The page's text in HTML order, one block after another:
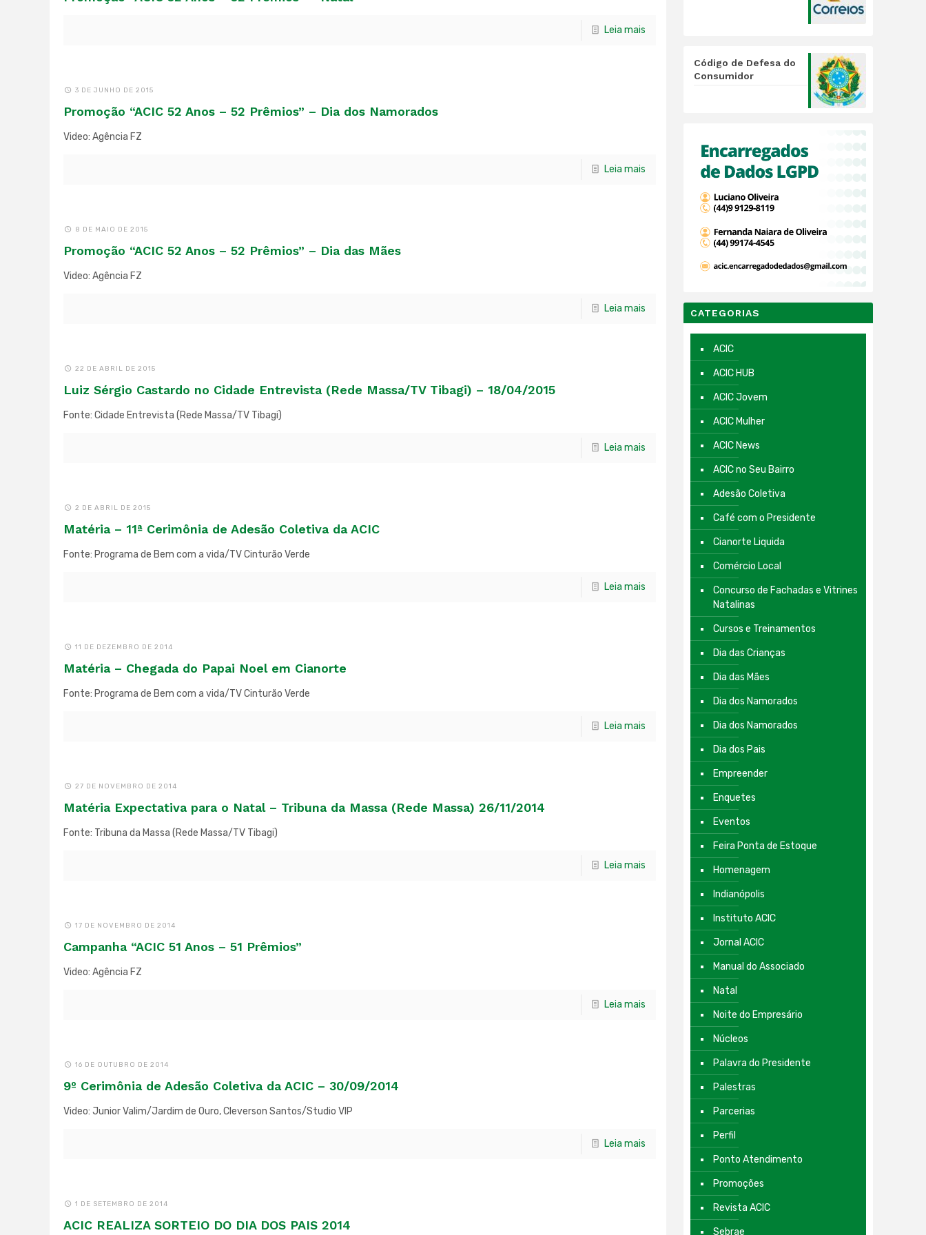
Leia mais
3 DE JUNHO DE 2015
Promoção “ACIC 52 Anos – 52 Prêmios” – Dia dos Namorados
Video: Agência FZ
Leia mais
8 DE MAIO DE 2015
Promoção “ACIC 52 Anos – 52 Prêmios” – Dia das Mães
Video: Agência FZ
Leia mais
22 DE ABRIL DE 2015
Luiz Sérgio Castardo no Cidade Entrevista (Rede Massa/TV Tibagi) – 18/04/2015
Fonte: Cidade Entrevista (Rede Massa/TV Tibagi)
Leia mais
2 DE ABRIL DE 2015
Matéria – 11ª Cerimônia de Adesão Coletiva da ACIC
Fonte: Programa de Bem com a vida/TV Cinturão Verde
Leia mais
11 DE DEZEMBRO DE 2014
Matéria – Chegada do Papai Noel em Cianorte
Fonte: Programa de Bem com a vida/TV Cinturão Verde
Leia mais
27 DE NOVEMBRO DE 2014
Matéria Expectativa para o Natal – Tribuna da Massa (Rede Massa) 26/11/2014
Fonte: Tribuna da Massa (Rede Massa/TV Tibagi)
Leia mais
17 DE NOVEMBRO DE 2014
Campanha “ACIC 51 Anos – 51 Prêmios”
Video: Agência FZ
Leia mais
16 DE OUTUBRO DE 2014
9º Cerimônia de Adesão Coletiva da ACIC – 30/09/2014
Video: Junior Valim/Jardim de Ouro, Cleverson Santos/Studio VIP
Leia mais
1 DE SETEMBRO DE 2014
ACIC REALIZA SORTEIO DO DIA DOS PAIS 2014
Código de Defesa do
Consumidor
CATEGORIAS
ACIC
ACIC HUB
ACIC Jovem
ACIC Mulher
ACIC News
ACIC no Seu Bairro
Adesão Coletiva
Café com o Presidente
Cianorte Liquida
Comércio Local
Concurso de Fachadas e Vitrines
Natalinas
Cursos e Treinamentos
Dia das Crianças
Dia das Mães
Dia dos Namorados
Dia dos Namorados
Dia dos Pais
Empreender
Enquetes
Eventos
Feira Ponta de Estoque
Homenagem
Indianópolis
Instituto ACIC
Jornal ACIC
Manual do Associado
Natal
Noite do Empresário
Núcleos
Palavra do Presidente
Palestras
Parcerias
Perfil
Ponto Atendimento
Promoções
Revista ACIC
Sebrae